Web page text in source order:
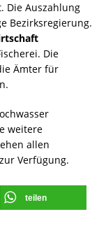
Die Auszahlung
Bezirksregierung.
Die
Ämter für
weitere
allen
Verfügung.
teilen